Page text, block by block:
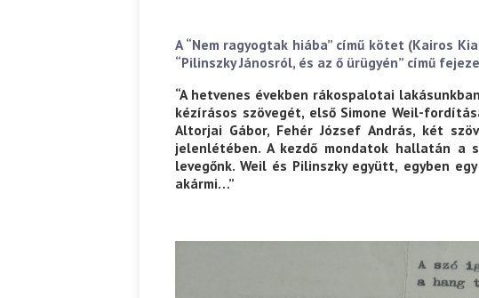
A “Nem ragyogtak hiába” című kötet (Kairos
“Pilinszky Jánosról, és az ő ürügyén” című
“A hetvenes években rákospalotai
kézírásos szövegét, első Simone Weil-
Altorjai Gábor, Fehér József András, két
jelenlétében. A kezdő mondatok hallatán a
levegőnk. Weil és Pilinszky együtt, egyben
akármi…”